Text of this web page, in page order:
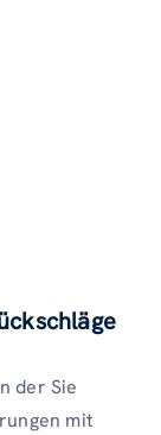
der Sie
mit